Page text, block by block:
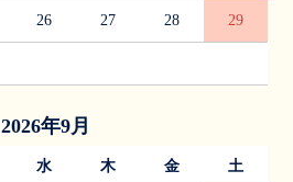
26 27 28 29
2026年9月
水 木 金 土